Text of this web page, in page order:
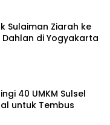
Sulaiman Ziarah ke
Dahlan di Yogyakarta
40 UMKM Sulsel
untuk Tembus